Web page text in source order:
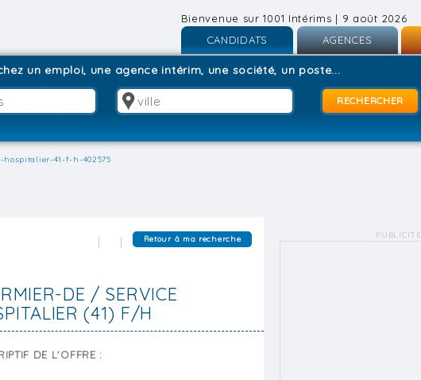
Bienvenue sur 1001 Intérims | 9 août 2026
CANDIDATS
Inscription
AGENCES
Inscription
Connexion
un emploi, une agence intérim, une société, un poste...
41-f-h-402575
Retour à ma recherche
DE / SERVICE
(41) F/H
DE L'OFFRE :
PUBLICITÉ